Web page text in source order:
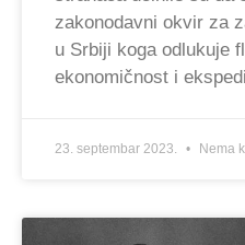
zakonodavni okvir za
u Srbiji koga odlukuje
ekonomičnost i
23. septembar 2023. Nema